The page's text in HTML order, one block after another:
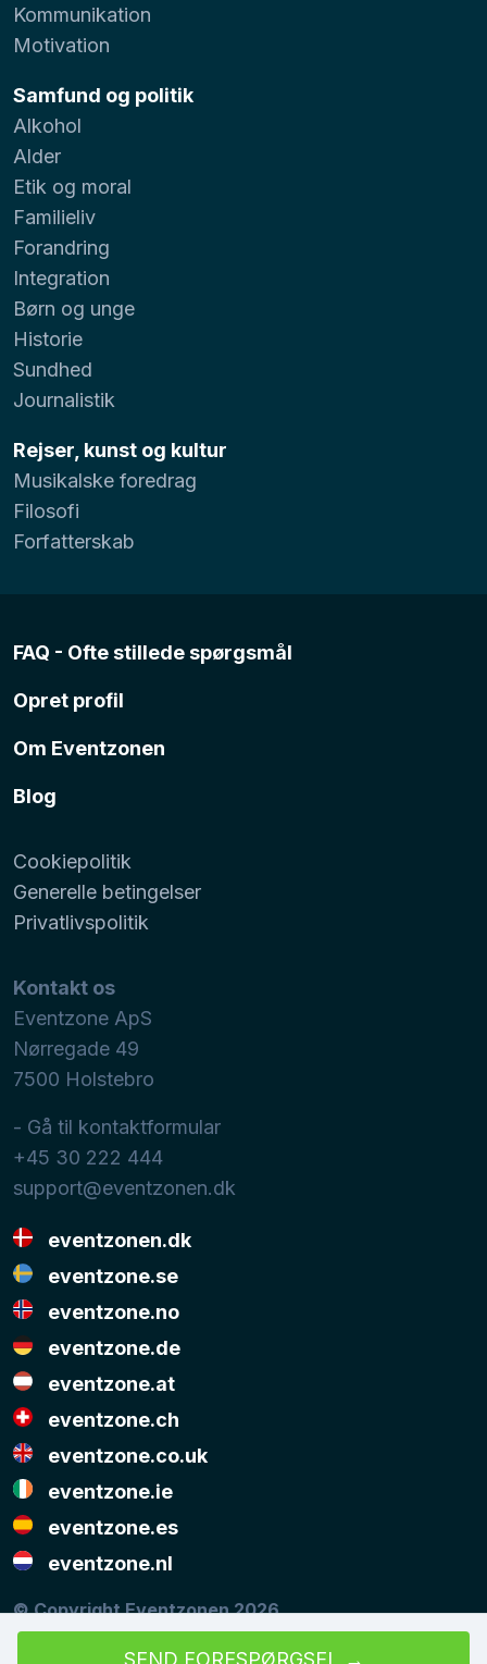
Kommunikation
Motivation
Samfund og politik
Alkohol
Alder
Etik og moral
Familieliv
Forandring
Integration
Børn og unge
Historie
Sundhed
Journalistik
Rejser, kunst og kultur
Musikalske foredrag
Filosofi
Forfatterskab
FAQ - Ofte stillede spørgsmål
Opret profil
Om Eventzonen
Blog
Cookiepolitik
Generelle betingelser
Privatlivspolitik
Kontakt os
Eventzone ApS
Nørregade 49
7500 Holstebro
- Gå til kontaktformular
+45 30 222 444
support@eventzonen.dk
eventzonen.dk
eventzone.se
eventzone.no
eventzone.de
eventzone.at
eventzone.ch
eventzone.co.uk
eventzone.ie
eventzone.es
eventzone.nl
© Copyright Eventzonen 2026
Musikken på denne hjemmeside er stillet til rådighed